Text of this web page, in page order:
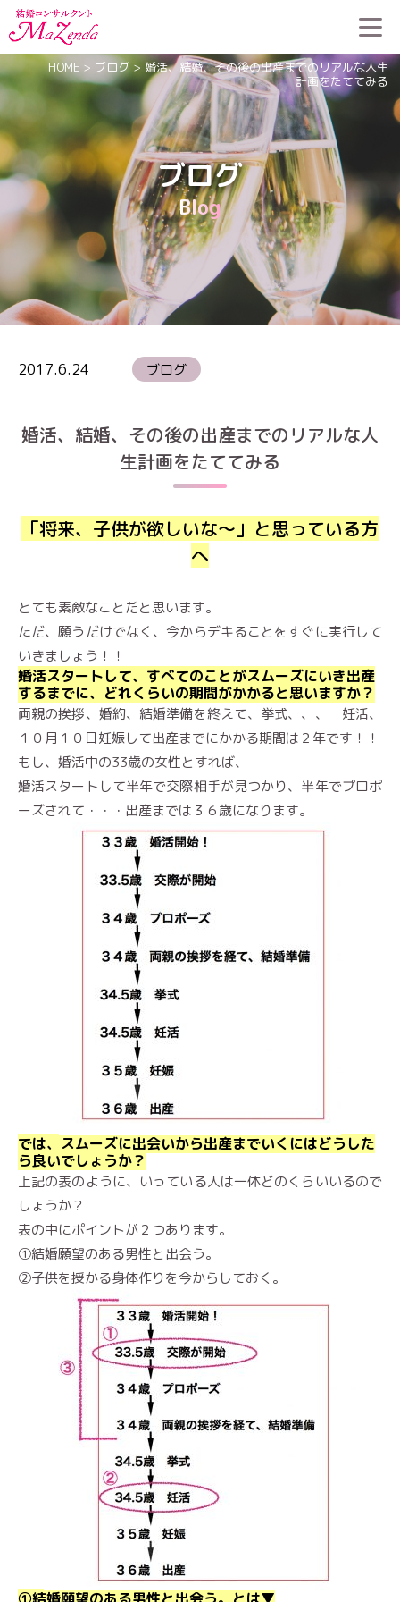
ブログ
Blog
HOME > ブログ > 婚活、結婚、その後の出産までのリアルな人生
計画をたててみる
2017.6.24 ブログ
婚活、結婚、その後の出産までのリアルな人
生計画をたててみる
「将来、子供が欲しいな〜」と思っている方
へ
とても素敵なことだと思います。
ただ、願うだけでなく、今からデキることをすぐに実行して
いきましょう！！
婚活スタートして、すべてのことがスムーズにいき出産
するまでに、どれくらいの期間がかかると思いますか？
両親の挨拶、婚約、結婚準備を終えて、挙式、、、 妊活、
１０月１０日妊娠して出産までにかかる期間は２年です！！
もし、婚活中の33歳の女性とすれば、
婚活スタートして半年で交際相手が見つかり、半年でプロポ
ーズされて・・・出産までは３６歳になります。
では、スムーズに出会いから出産までいくにはどうした
ら良いでしょうか？
上記の表のように、いっている人は一体どのくらいいるので
しょうか？
表の中にポイントが２つあります。
①結婚願望のある男性と出会う。
②子供を授かる身体作りを今からしておく。